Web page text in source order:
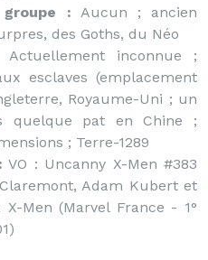
: Aucun ; ancien
des Goths, du Néo
Actuellement inconnue ;
esclaves (emplacement
Royaume-Uni ; un
quelque pat en Chine ;
; Terre-1289
VO : Uncanny X-Men #383
Adam Kubert et
Men (Marvel France - 1°